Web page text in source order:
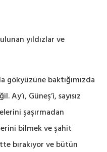
yıldızlar ve
gökyüzüne baktığımızda
Güneş’i, sayısız
şaşırmadan
bilmek ve şahit
bırakıyor ve bütün